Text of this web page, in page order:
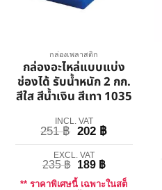
กล่องเพลาสติก
กล่องอะไหล่แบบแบ่ง
ช่องได้ รับน้ำหนัก 2 กก.
สีใส สีน้ำเงิน สีเทา 1035
INCL. VAT
251฿ 202 ฿
EXCL. VAT
235฿ 189 ฿
** ราคาพิเศษนี้ เฉพาะในสต็